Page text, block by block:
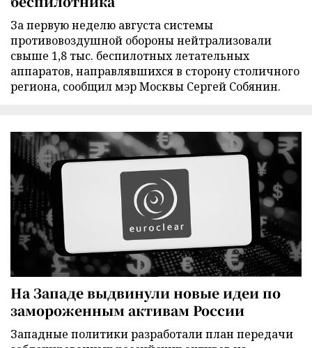
За первую неделю августа системы
противовоздушной обороны нейтрализовали
свыше 1,8 тыс. беспилотных летательных
аппаратов, направлявшихся в сторону столичного
региона, сообщил мэр Москвы Сергей Собянин.
На Западе выдвинули новые идеи по
замороженным активам России
Западные политики разработали план передачи